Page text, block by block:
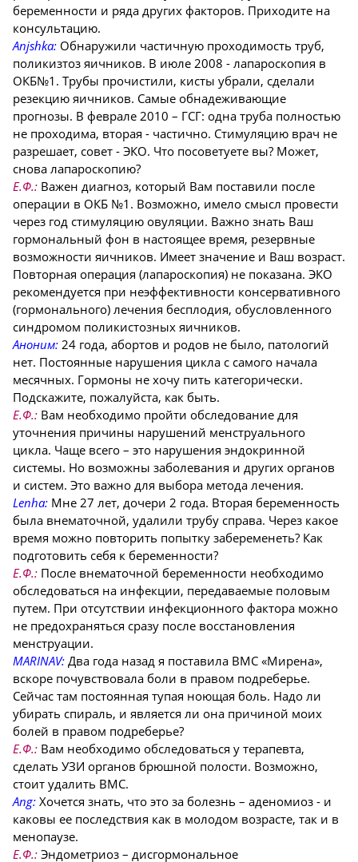
беременности и ряда других факторов. Приходите на
консультацию.
Anjshka: Обнаружили частичную проходимость труб,
поликизтоз яичников. В июле 2008 - лапароскопия в
ОКБ№1. Трубы прочистили, кисты убрали, сделали
резекцию яичников. Самые обнадеживающие
прогнозы. В феврале 2010 – ГСГ: одна труба полностью
не проходима, вторая - частично. Стимуляцию врач не
разрешает, совет - ЭКО. Что посоветуете вы? Может,
снова лапароскопию?
Е.Ф.: Важен диагноз, который Вам поставили после
операции в ОКБ №1. Возможно, имело смысл провести
через год стимуляцию овуляции. Важно знать Ваш
гормональный фон в настоящее время, резервные
возможности яичников. Имеет значение и Ваш возраст.
Повторная операция (лапароскопия) не показана. ЭКО
рекомендуется при неэффективности консервативного
(гормонального) лечения бесплодия, обусловленного
синдромом поликистозных яичников.
Аноним: 24 года, абортов и родов не было, патологий
нет. Постоянные нарушения цикла с самого начала
месячных. Гормоны не хочу пить категорически.
Подскажите, пожалуйста, как быть.
Е.Ф.: Вам необходимо пройти обследование для
уточнения причины нарушений менструального
цикла. Чаще всего – это нарушения эндокринной
системы. Но возможны заболевания и других органов
и систем. Это важно для выбора метода лечения.
Lenha: Мне 27 лет, дочери 2 года. Вторая беременность
была внематочной, удалили трубу справа. Через какое
время можно повторить попытку забеременеть? Как
подготовить себя к беременности?
Е.Ф.: После внематочной беременности необходимо
обследоваться на инфекции, передаваемые половым
путем. При отсутствии инфекционного фактора можно
не предохраняться сразу после восстановления
менструации.
MARINAV: Два года назад я поставила ВМС «Мирена»,
вскоре почувствовала боли в правом подреберье.
Сейчас там постоянная тупая ноющая боль. Надо ли
убирать спираль, и является ли она причиной моих
болей в правом подреберье?
Е.Ф.: Вам необходимо обследоваться у терапевта,
сделать УЗИ органов брюшной полости. Возможно,
стоит удалить ВМС.
Ang: Хочется знать, что это за болезнь – аденомиоз - и
каковы ее последствия как в молодом возрасте, так и в
менопаузе.
Е.Ф.: Эндометриоз – дисгормональное